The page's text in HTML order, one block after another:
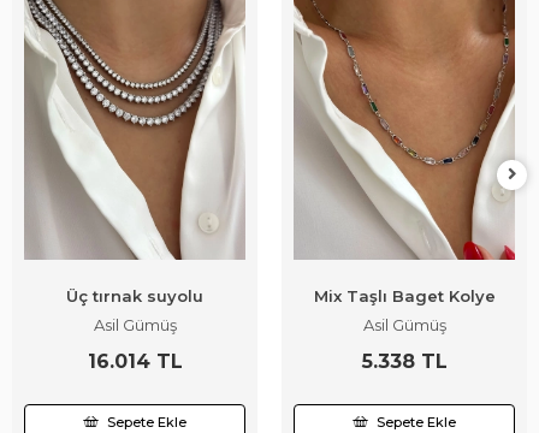
Üç tırnak suyolu
Asil Gümüş
16.014 TL
Sepete Ekle
Mix Taşlı Baget Kolye
Asil Gümüş
5.338 TL
Sepete Ekle